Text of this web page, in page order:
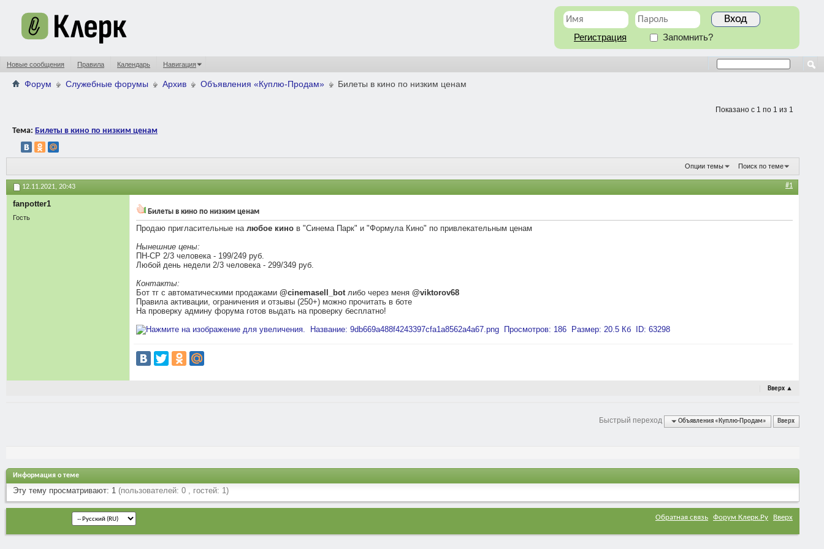
Регистрация Запомнить?
Новые сообщения Правила Календарь Навигация
Форум Служебные форумы Архив Объявления «Куплю-Продам» Билеты в кино по низким ценам
Показано с 1 по 1 из 1
Тема: Билеты в кино по низким ценам
Опции темы Поиск по теме
12.11.2021, 20:43 #1
fanpotter1
Гость
Билеты в кино по низким ценам
Продаю пригласительные на любое кино в "Синема Парк" и "Формула Кино" по привлекательным ценам
Нынешние цены:
ПН-СР 2/3 человека - 199/249 руб.
Любой день недели 2/3 человека - 299/349 руб.
Контакты:
Бот тг с автоматическими продажами @cinemasell_bot либо через меня @viktorov68
Правила активации, ограничения и отзывы (250+) можно прочитать в боте
На проверку админу форума готов выдать на проверку бесплатно!
Вверх ▲
Быстрый переход Объявления «Куплю-Продам» Вверх
Информация о теме
Эту тему просматривают: 1 (пользователей: 0 , гостей: 1)
Обратная связь Форум Клерк.Ру Вверх